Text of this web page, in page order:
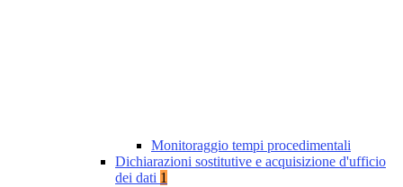
Monitoraggio tempi procedimentali
Dichiarazioni sostitutive e acquisizione d'ufficio
dei dati 1